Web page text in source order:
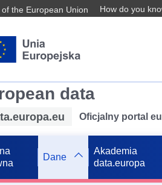
the European Union How do you
data
Oficjalny portal
Dane
Akademia
data.europa